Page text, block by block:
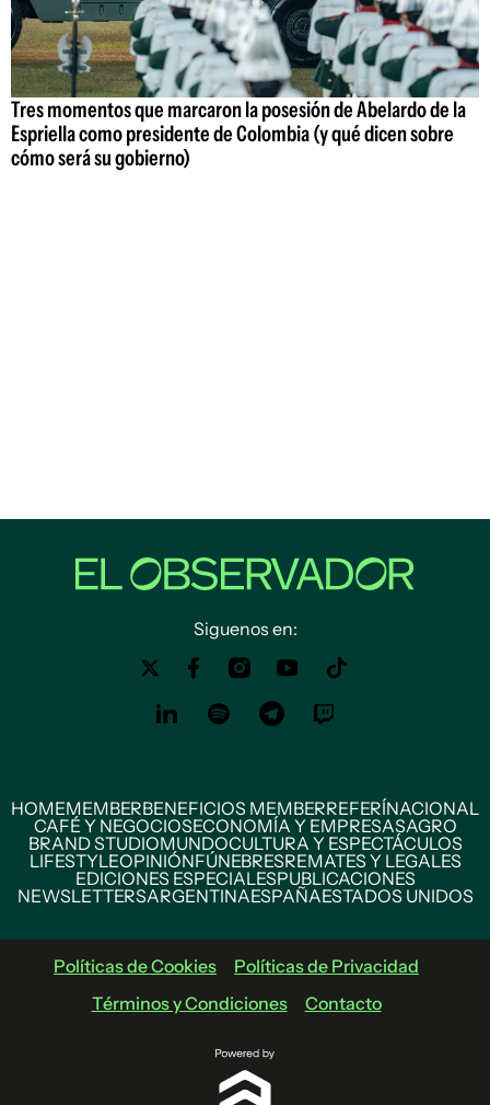
Tres momentos que marcaron la posesión de Abelardo de la
Espriella como presidente de Colombia (y qué dicen sobre
cómo será su gobierno)
Siguenos en:
HOMEMEMBERBENEFICIOS MEMBERREFERÍNACIONAL
CAFÉ Y NEGOCIOSECONOMÍA Y EMPRESASAGRO
BRAND STUDIOMUNDOCULTURA Y ESPECTÁCULOS
LIFESTYLEOPINIÓNFÚNEBRESREMATES Y LEGALES
EDICIONES ESPECIALESPUBLICACIONES
NEWSLETTERSARGENTINAESPAÑAESTADOS UNIDOS
Políticas de Cookies
Políticas de Privacidad
Términos y Condiciones
Contacto